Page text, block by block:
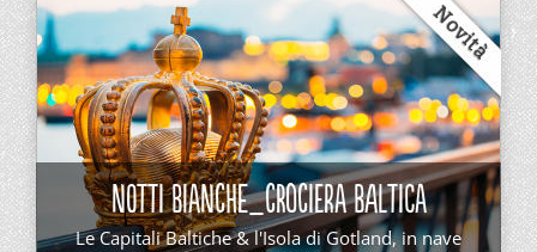
NOTTI BIANCHE_CROCIERA BALTICA
Le Capitali Baltiche & l'Isola di Gotland, in nave
Novità